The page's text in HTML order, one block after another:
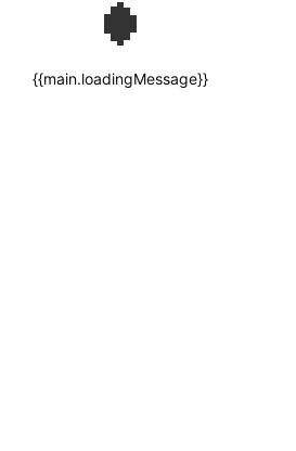
{{main.loadingMessage}}